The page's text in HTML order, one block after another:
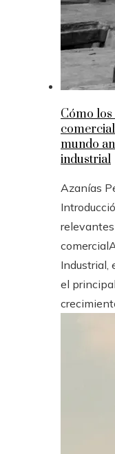
Cómo
mundo
industrial
Azanías
Industrial,
el